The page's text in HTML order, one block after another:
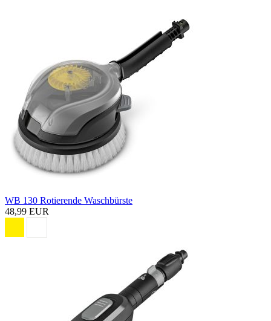
WB 130 Rotierende Waschbürste
48,99 EUR